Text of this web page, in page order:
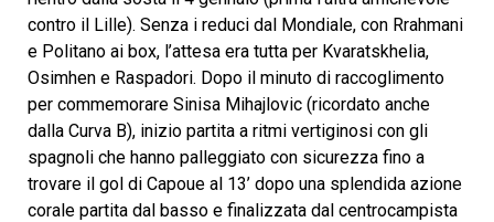
contro il Lille). Senza i reduci dal Mondiale, con Rrahmani
e Politano ai box, l’attesa era tutta per Kvaratskhelia,
Osimhen e Raspadori. Dopo il minuto di raccoglimento
per commemorare Sinisa Mihajlovic (ricordato anche
dalla Curva B), inizio partita a ritmi vertiginosi con gli
spagnoli che hanno palleggiato con sicurezza fino a
trovare il gol di Capoue al 13’ dopo una splendida azione
corale partita dal basso e finalizzata dal centrocampista